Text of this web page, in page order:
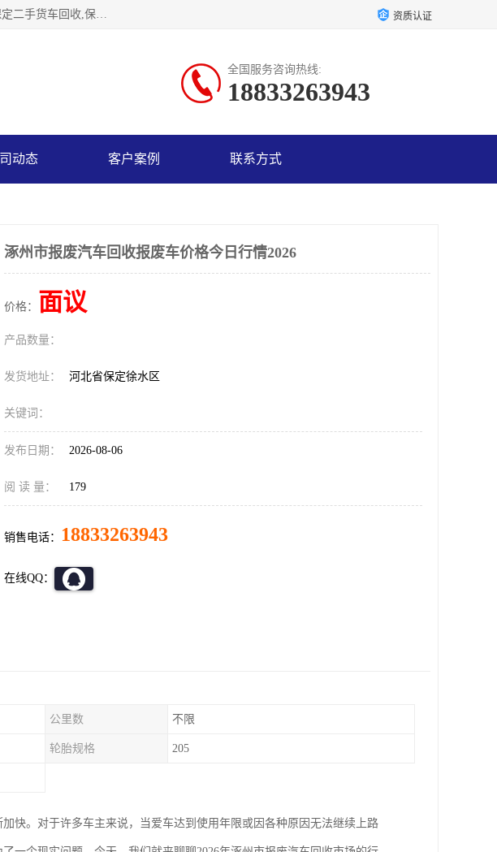
保定辉领再生资源回收有限公司主要经营保定旧车回收，保定报废汽车回收，保定报废汽车回收公司电话,保定二手货车回收,保定黄标车回收, 保定黄标车回收，保定哪里收报废车，保定废旧汽车回收，保定汽车报废手续办理，保定汽车解体厂。将通过采取区域限行促进淘汰、经济补助激励新、加大上路*法处罚、加强达标排放监管等综合措施，对老旧机动车逐步实行末位淘汰，加快老旧机动车淘汰新 资质认证
全国服务咨询热线:
18833263943
动态 客户案例 联系方式
涿州市报废汽车回收报废车价格今日行情2026
价格： 面议
产品数量：
发货地址： 河北省保定徐水区
关键词：
发布日期： 2026-08-06
阅 读 量： 179
销售电话： 18833263943
在线QQ：
公里数 不限
轮胎规格 205
快。对于许多车主来说，当爱车达到使用年限或因各种原因无法继续上路